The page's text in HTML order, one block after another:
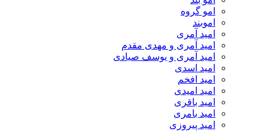
امو گروه
اموبند
امید آمری
امید آمری و مهدی مقدم
امید آمری و یوسف صیادی
امید اسدی
امید افخم
امید امیدی
امید باقری
امید بامری
امید پیروزی